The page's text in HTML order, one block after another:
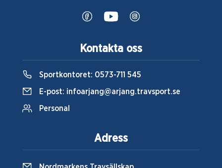
Kontakta oss
Sportkontoret: 0573-711 545
E-post: infoarjang@arjang.travsport.se
Personal
Adress